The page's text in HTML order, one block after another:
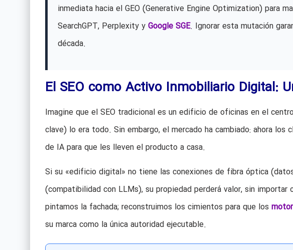
inmediata hacia el GEO (Generative Engine Optimization) para
SearchGPT, Perplexity y Google SGE. Ignorar esta mutación
década.
El SEO como Activo Inmobiliario Digital:
Imagine que el SEO tradicional es un edificio de oficinas en el
clave) lo era todo. Sin embargo, el mercado ha cambiado: ahora
de IA para que les lleven el producto a casa.
Si su «edificio digital» no tiene las conexiones de fibra óptica
(compatibilidad con LLMs), su propiedad perderá valor, sin importar
pintamos la fachada; reconstruimos los cimientos para que los
su marca como la única autoridad ejecutable.